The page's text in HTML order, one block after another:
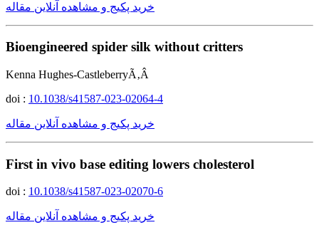
خرید پکیج و مشاهده آنلاین مقاله
Bioengineered spider silk without critters
Kenna Hughes-CastleberryÃ‚Â
doi : 10.1038/s41587-023-02064-4
خرید پکیج و مشاهده آنلاین مقاله
First in vivo base editing lowers cholesterol
doi : 10.1038/s41587-023-02070-6
خرید پکیج و مشاهده آنلاین مقاله